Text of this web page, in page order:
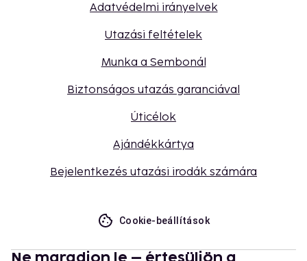
Adatvédelmi irányelvek
Utazási feltételek
Munka a Sembonál
Biztonságos utazás garanciával
Úticélok
Ajándékkártya
Bejelentkezés utazási irodák számára
Cookie-beállítások
Ne maradjon le – értesüljön a